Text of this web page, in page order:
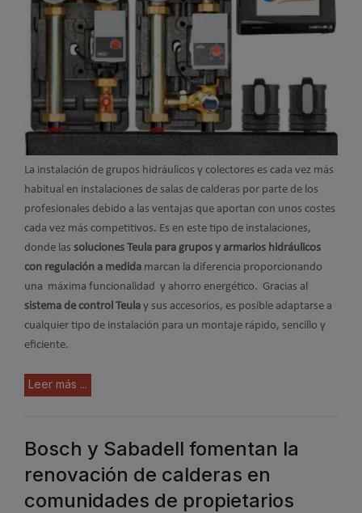
La instalación de grupos hidráulicos y colectores es cada vez más
habitual en instalaciones de salas de calderas por parte de los
profesionales debido a las ventajas que aportan con unos costes
cada vez más competitivos. Es en este tipo de instalaciones,
donde las soluciones Teula para grupos y armarios hidráulicos
con regulación a medida marcan la diferencia proporcionando
una máxima funcionalidad y ahorro energético. Gracias al
sistema de control Teula y sus accesorios, es posible adaptarse a
cualquier tipo de instalación para un montaje rápido, sencillo y
eficiente.
Leer más ...
Bosch y Sabadell fomentan la
renovación de calderas en
comunidades de propietarios